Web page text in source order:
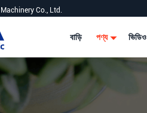
Co., Ltd.
বাড়ি পণ্য ভিডিও